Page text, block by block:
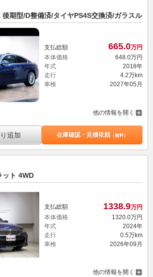
後期型/D整備済/タイヤPS4S交換済/ガラスル
支払総額 665.0万円
本体価格
648.0万円
年式
2018年
走行
4.2万km
車検
2027年05月
他の情報を開く
追加 在庫確認・見積依頼（無料）
ット 4WD
支払総額 1338.9万円
本体価格
1320. 0万円
年式
2024年
走行
0.5万km
車検
2026年09月
他の情報を開く